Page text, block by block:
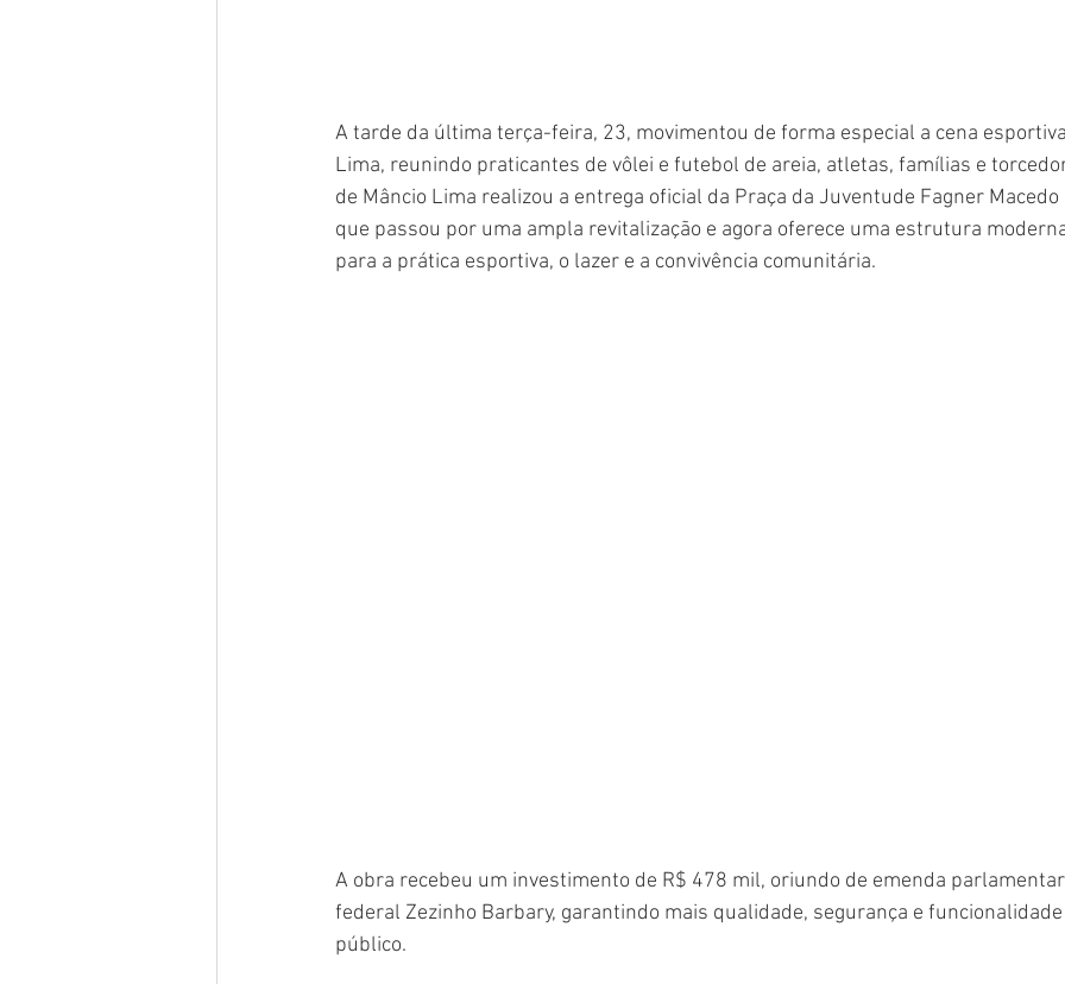
A tarde da última terça-feira, 23, movimentou de forma especial a cena
Lima, reunindo praticantes de vôlei e futebol de areia, atletas, famílias e
de Mâncio Lima realizou a entrega oficial da Praça da Juventude Fagner
que passou por uma ampla revitalização e agora oferece uma estrutura
para a prática esportiva, o lazer e a convivência comunitária.
A obra recebeu um investimento de R$ 478 mil, oriundo de emenda
federal Zezinho Barbary, garantindo mais qualidade, segurança e
público.